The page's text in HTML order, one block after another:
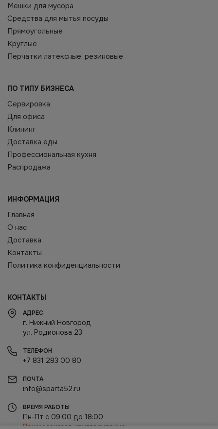
Мешки для мусора
Средства для мытья посуды
Прямоугольные
Круглые
Перчатки латексные, резиновые
ПО ТИПУ БИЗНЕСА
Сервировка
Для офиса
Клининг
Доставка еды
Профессиональная кухня
Распродажа
ИНФОРМАЦИЯ
Главная
О нас
Доставка
Контакты
Политика конфиденциальности
КОНТАКТЫ
АДРЕС
г. Нижний Новгород
ул. Родионова 23
ТЕЛЕФОН
+7 831 283 00 80
ПОЧТА
info@sparta52.ru
ВРЕМЯ РАБОТЫ
Пн-Пт с 09:00 до 18:00
Прием заказов круглосуточно